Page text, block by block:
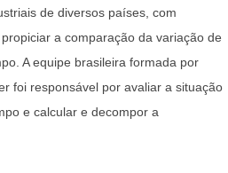
de diversos países, com
a comparação da variação de
A equipe brasileira formada por
foi responsável por avaliar a situação
e calcular e decompor a